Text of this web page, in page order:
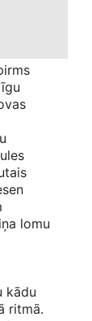
lomu
kādu
ritmā.